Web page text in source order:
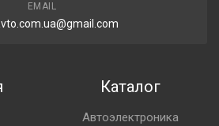
EMAIL
Каталог
Автоэлектроника